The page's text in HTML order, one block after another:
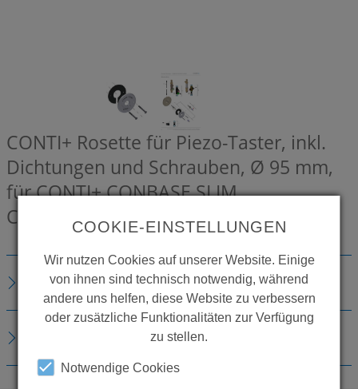
CONTI+ Rosette für Piezo-Taster, inkl.
Dichtungen und Schrauben, Ø 95 mm,
für CONTI+ CONBASE SLIM
CONZ0300000
BESCHREIBUNG
COOKIE-EINSTELLUNGEN
Wir nutzen Cookies auf unserer Website. Einige
von ihnen sind technisch notwendig, während
andere uns helfen, diese Website zu verbessern
oder zusätzliche Funktionalitäten zur Verfügung
zu stellen.
Notwendige Cookies